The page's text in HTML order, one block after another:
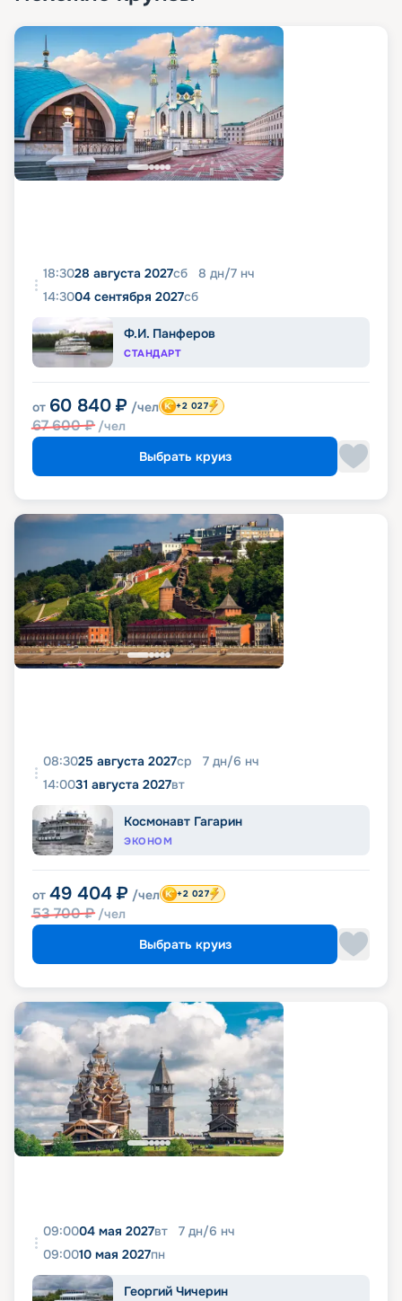
18:3028 августа 2027сб 8 дн/7 нч
14:3004 сентября 2027сб
Ф.И. Панферов
СТАНДАРТ
от 60 840 ₽ /чел
67 600₽ /чел
+2 027
Выбрать круиз
08:3025 августа 2027ср 7 дн/6 нч
14:0031 августа 2027вт
Космонавт Гагарин
ЭКОНОМ
от 49 404 ₽ /чел
53 700₽ /чел
+2 027
Выбрать круиз
09:0004 мая 2027вт 7 дн/6 нч
09:0010 мая 2027пн
Георгий Чичерин